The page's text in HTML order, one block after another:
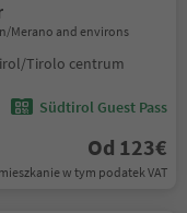
Merano and environs
Tirolo centrum
Südtirol Guest Pass
Od 123€
w tym podatek VAT